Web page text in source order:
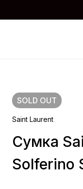
SOLD OUT
Saint Laurent
Сумка
Solferino